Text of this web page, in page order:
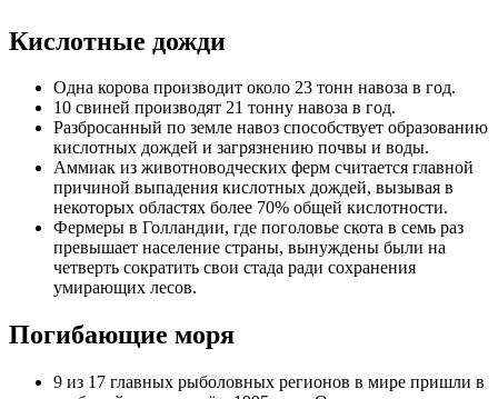
Кислотные дожди
Одна корова производит около 23 тонн навоза в год.
10 свиней производят 21 тонну навоза в год.
Разбросанный по земле навоз способствует образованию
кислотных дождей и загрязнению почвы и воды.
Аммиак из животноводческих ферм считается главной
причиной выпадения кислотных дождей, вызывая в
некоторых областях более 70% общей кислотности.
Фермеры в Голландии, где поголовье скота в семь раз
превышает население страны, вынуждены были на
четверть сократить свои стада ради сохранения
умирающих лесов.
Погибающие моря
9 из 17 главных рыболовных регионов в мире пришли в